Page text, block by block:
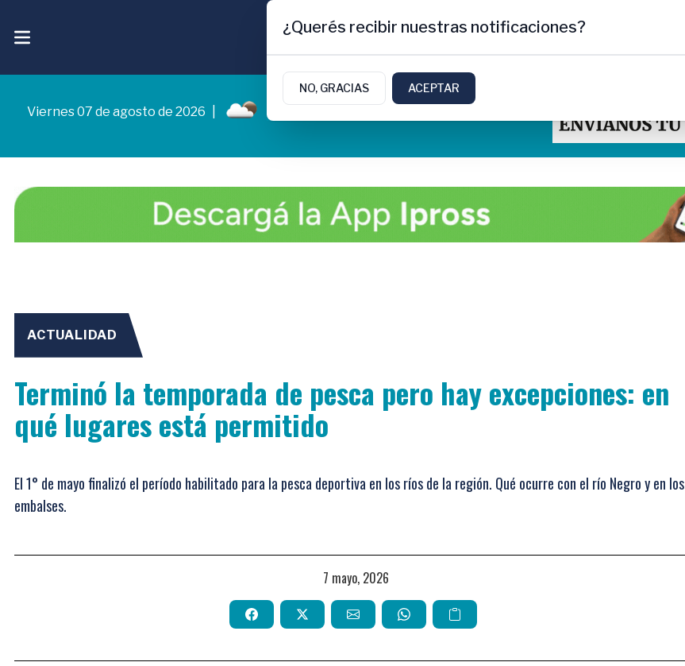
Viernes 07 de agosto de 2026
ACTUALIDAD
Terminó la temporada de pesca pero hay excepciones: en
qué lugares está permitido
El 1° de mayo finalizó el período habilitado para la pesca deportiva en los ríos de la región. Qué ocurre con el río Negro y en los
embalses.
7 mayo, 2026
¿Querés recibir nuestras notificaciones?
NO, GRACIAS ACEPTAR